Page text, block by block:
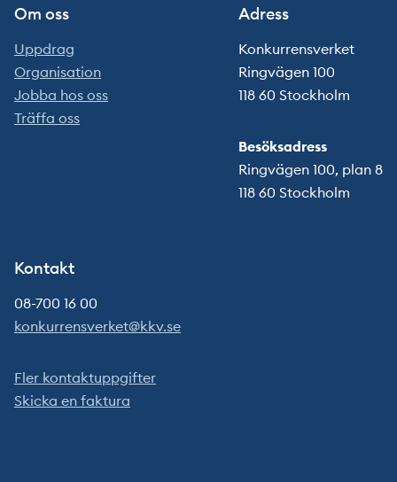
Om oss
Uppdrag
Organisation
Jobba hos oss
Träffa oss
Adress
Konkurrensverket
Ringvägen 100
118 60 Stockholm
Besöksadress
Ringvägen 100, plan 8
118 60 Stockholm
Kontakt
08-700 16 00
konkurrensverket@kkv.se
Fler kontaktuppgifter
Skicka en faktura